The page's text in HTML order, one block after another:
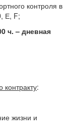
контроля в
Е, F;
ч. – дневная
:
жизни и